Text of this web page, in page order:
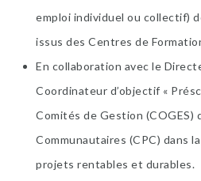
emploi individuel ou collectif)
issus des Centres de
En collaboration avec le
Coordinateur d’objectif «
Comités de Gestion (COGES)
Communautaires (CPC) dans
projets rentables et durables.